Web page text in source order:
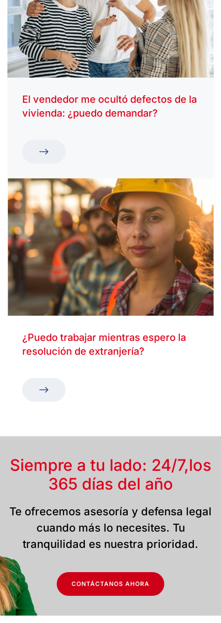
El vendedor me ocultó defectos de la
vivienda: ¿puedo demandar?
¿Puedo trabajar mientras espero la
resolución de extranjería?
Siempre a tu lado: 24/7,los
365 días del año
Te ofrecemos asesoría y defensa legal
cuando más lo necesites. Tu
tranquilidad es nuestra prioridad.
CONTÁCTANOS AHORA